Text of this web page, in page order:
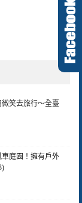
微笑去旅行～全臺
車庭園！擁有戶外